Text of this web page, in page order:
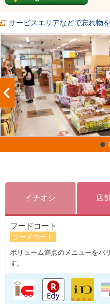
サービスエリアなどで忘れ物
イチオシ 店
フードコート
フードコート
ボリューム満点のメニューをバ
す。